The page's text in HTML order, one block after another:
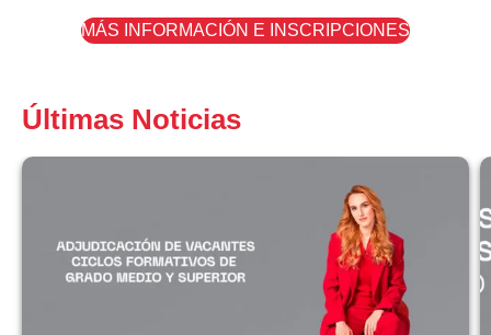
MÁS INFORMACIÓN E INSCRIPCIONES
Últimas Noticias